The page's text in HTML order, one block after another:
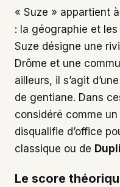
« Suze » appartient
: la géographie et
Suze désigne une
Drôme et une
ailleurs, il s’agit
de gentiane. Dans
considéré comme
disqualifie d’office
classique ou de
Le score